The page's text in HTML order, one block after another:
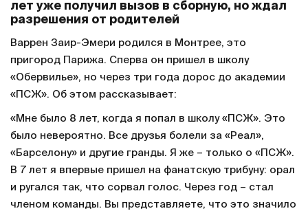
лет уже получил вызов в сборную, но ждал
разрешения от родителей
Варрен Заир-Эмери родился в Монтрее, это
пригород Парижа. Сперва он пришел в школу
«Обервилье», но через три года дорос до академии
«ПСЖ». Об этом рассказывает:
«Мне было 8 лет, когда я попал в школу «ПСЖ». Это
было невероятно. Все друзья болели за «Реал»,
«Барселону» и другие гранды. Я же – только о «ПСЖ».
В 7 лет я впервые пришел на фанатскую трибуну: орал
и ругался так, что сорвал голос. Через год – стал
членом команды. Вы представляете, что это значило